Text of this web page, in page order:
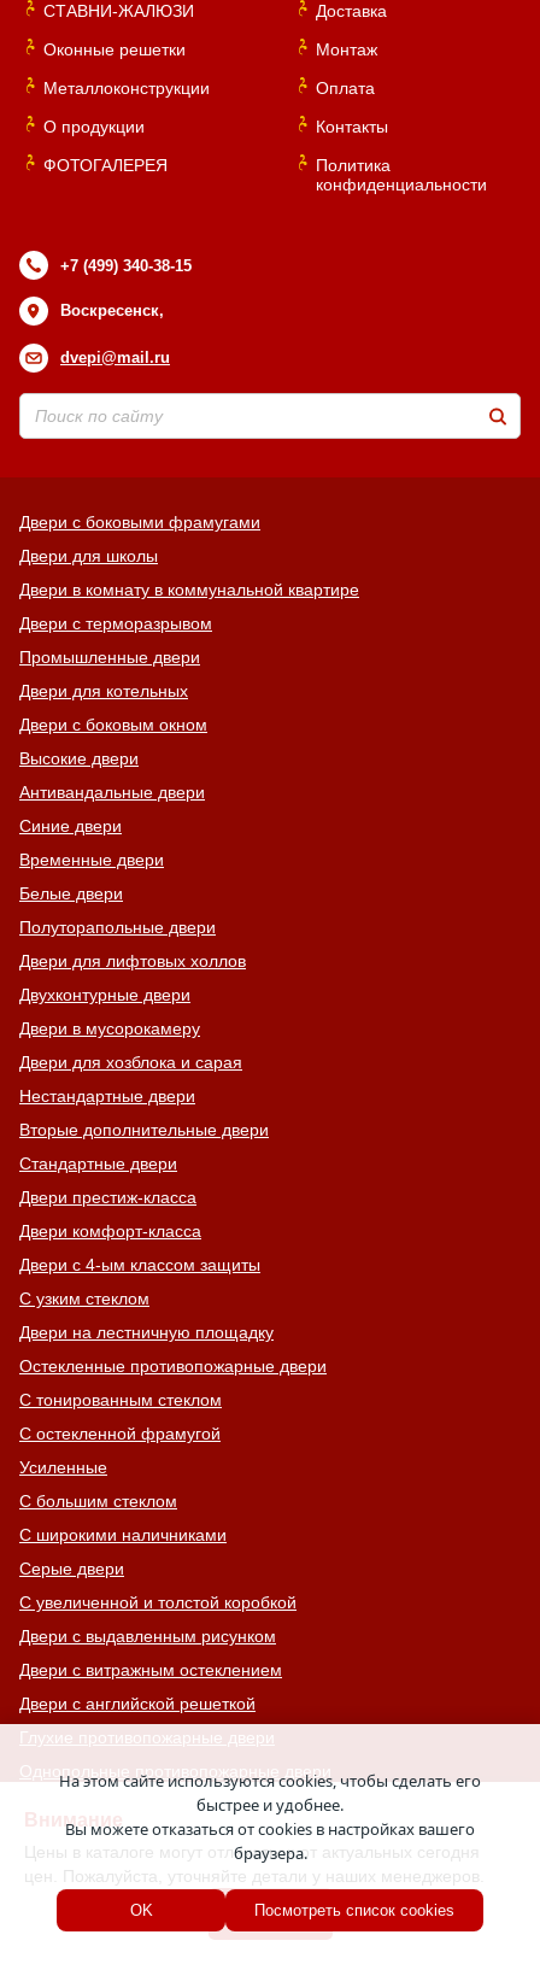
Внимание
Цены в каталоге могут отличаться от актуальных сегодня
цен. Пожалуйста, уточняйте детали у наших менеджеров.
Хорошо
СТАВНИ-ЖАЛЮЗИ
Оконные решетки
Металлоконструкции
О продукции
ФОТОГАЛЕРЕЯ
Доставка
Монтаж
Оплата
Контакты
Политика
конфиденциальности
+7 (499) 340-38-15
Воскресенск,
dvepi@mail.ru
Двери с боковыми фрамугами
Двери для школы
Двери в комнату в коммунальной квартире
Двери с терморазрывом
Промышленные двери
Двери для котельных
Двери с боковым окном
Высокие двери
Антивандальные двери
Синие двери
Временные двери
Белые двери
Полуторапольные двери
Двери для лифтовых холлов
Двухконтурные двери
Двери в мусорокамеру
Двери для хозблока и сарая
Нестандартные двери
Вторые дополнительные двери
Стандартные двери
Двери престиж-класса
Двери комфорт-класса
Двери с 4-ым классом защиты
С узким стеклом
Двери на лестничную площадку
Остекленные противопожарные двери
С тонированным стеклом
С остекленной фрамугой
Усиленные
С большим стеклом
С широкими наличниками
Серые двери
С увеличенной и толстой коробкой
Двери с выдавленным рисунком
Двери с витражным остеклением
Двери с английской решеткой
Глухие противопожарные двери
Однопольные противопожарные двери
Двери Антипаника
Двери с окном сверху
Двери для хозяйственных помещений
На этом сайте используются cookies, чтобы сделать его
быстрее и удобнее.
Вы можете отказаться от cookies в настройках вашего
браузера.
OK Посмотреть список cookies